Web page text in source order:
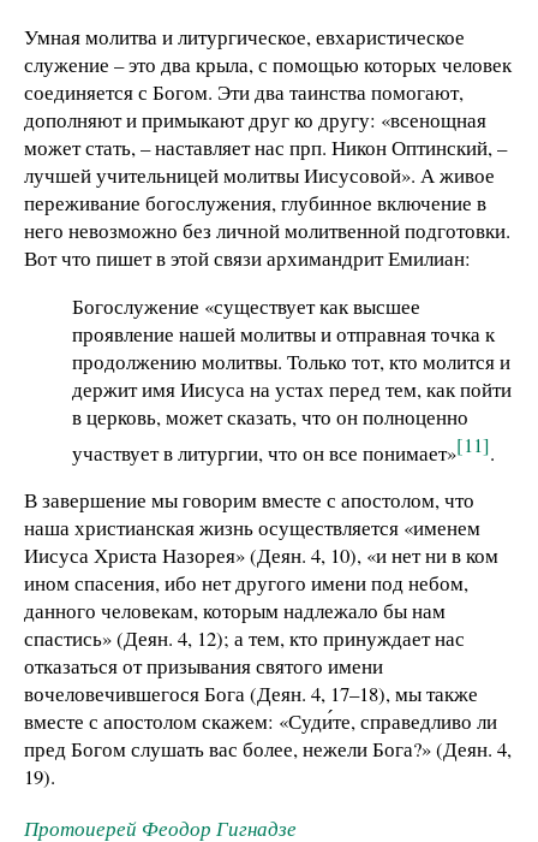
Умная молитва и литургическое, евхаристическое
служение – это два крыла, с помощью которых человек
соединяется с Богом. Эти два таинства помогают,
дополняют и примыкают друг ко другу: «всенощная
может стать, – наставляет нас прп. Никон Оптинский, –
лучшей учительницей молитвы Иисусовой». А живое
переживание богослужения, глубинное включение в
него невозможно без личной молитвенной подготовки.
Вот что пишет в этой связи архимандрит Емилиан:
Богослужение «существует как высшее
проявление нашей молитвы и отправная точка к
продолжению молитвы. Только тот, кто молится и
держит имя Иисуса на устах перед тем, как пойти
в церковь, может сказать, что он полноценно
участвует в литургии, что он все понимает»[11].
В завершение мы говорим вместе с апостолом, что
наша христианская жизнь осуществляется «именем
Иисуса Христа Назорея» (Деян. 4, 10), «и нет ни в ком
ином спасения, ибо нет другого имени под небом,
данного человекам, которым надлежало бы нам
спастись» (Деян. 4, 12); а тем, кто принуждает нас
отказаться от призывания святого имени
вочеловечившегося Бога (Деян. 4, 17–18), мы также
вместе с апостолом скажем: «Суди́те, справедливо ли
пред Богом слушать вас более, нежели Бога?» (Деян. 4,
19).
Протоиерей Феодор Гигнадзе